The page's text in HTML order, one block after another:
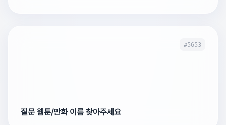
#5653
질문 웹툰/만화 이름 찾아주세요